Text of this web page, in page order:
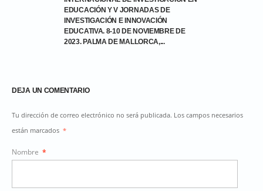
EDUCACIÓN Y V JORNADAS DE
INVESTIGACIÓN E INNOVACIÓN
EDUCATIVA. 8-10 DE NOVIEMBRE DE
2023. PALMA DE MALLORCA,...
DEJA UN COMENTARIO
Tu dirección de correo electrónico no será publicada. Los campos necesarios
están marcados *
Nombre *